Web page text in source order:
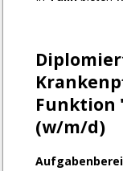
Pflegeassistenz
Facharzt
Assistenzarzt
Physiotherapeut:in